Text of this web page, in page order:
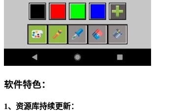
软件特色：
1、资源库持续更新：